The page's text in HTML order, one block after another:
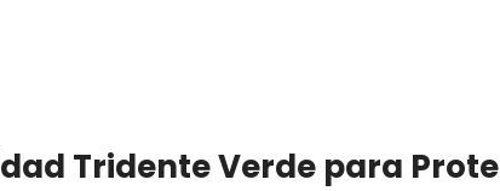
Tridente Verde para